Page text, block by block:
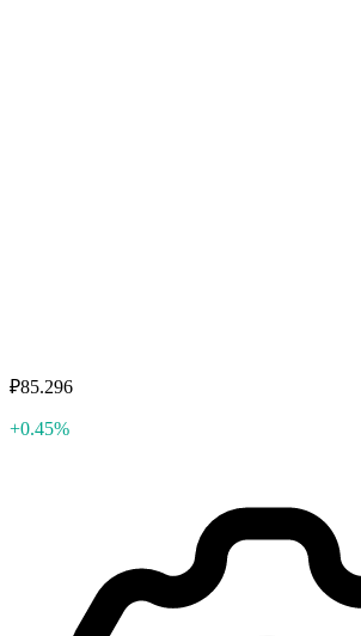
₽85.296
+0.45%